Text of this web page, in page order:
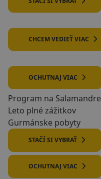
CHCEM VEDIEŤ VIAC
OCHUTNAJ VIAC
Program na Salamandre
Leto plné zážitkov
Gurmánske pobyty
STAČÍ SI VYBRAŤ
OCHUTNAJ VIAC